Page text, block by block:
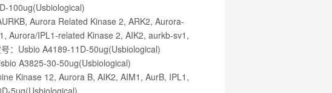
100ug(Usbiological)
Aurora Related Kinase 2, ARK2, Aurora-
Aurora/IPL1-related Kinase 2, AIK2, aurkb-sv1,
：Usbio A4189-11D-50ug(Usbiological)
A3825-30-50ug(Usbiological)
Kinase 12, Aurora B, AIK2, AIM1, AurB, IPL1,
5ug(Usbiological)